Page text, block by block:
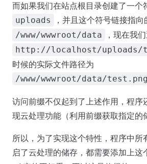
而如果我们在站点根目录创建了一个
uploads ，并且这个符号链接指
/www/wwwroot/data ，现在我
http://localhost/uploads/
时候的实际文件路径为
/www/wwwroot/data/test.png
访问前缀不仅起到了上述作用，程序
现云处理功能（利用前缀获取指定的
所以，为了实现这个特性，程序中所
启了云处理的储存，都需要添加上这